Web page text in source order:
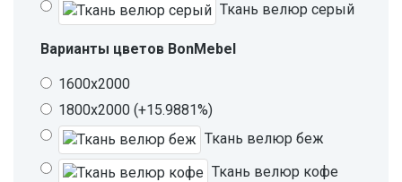
Ткань велюр серый
Варианты цветов BonMebel
1600х2000
1800х2000 (+15.9881%)
Ткань велюр беж
Ткань велюр кофе